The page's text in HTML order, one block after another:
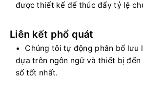
được thiết kế để thúc đẩy tỷ lệ
Liên kết phổ quát
Chúng tôi tự động phân bổ lưu
dựa trên ngôn ngữ và thiết bị
số tốt nhất.